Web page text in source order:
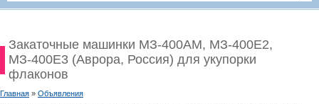
Закаточные машинки МЗ-400АМ, МЗ-400Е2,
МЗ-400Е3 (Аврора, Россия) для укупорки
флаконов
Главная » Объявления